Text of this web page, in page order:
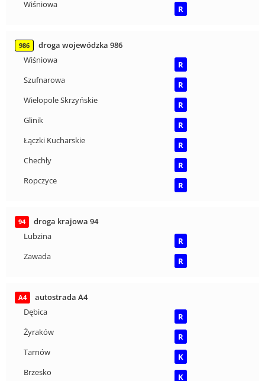
Wiśniowa R
986
droga wojewódzka 986
Wiśniowa
R
Szufnarowa
R
Wielopole Skrzyńskie
R
Glinik
R
Łączki Kucharskie
R
Chechły
R
Ropczyce
R
94
droga krajowa 94
Lubzina
R
Zawada
R
A4
autostrada A4
Dębica
R
Żyraków
R
Tarnów
K
Brzesko
K